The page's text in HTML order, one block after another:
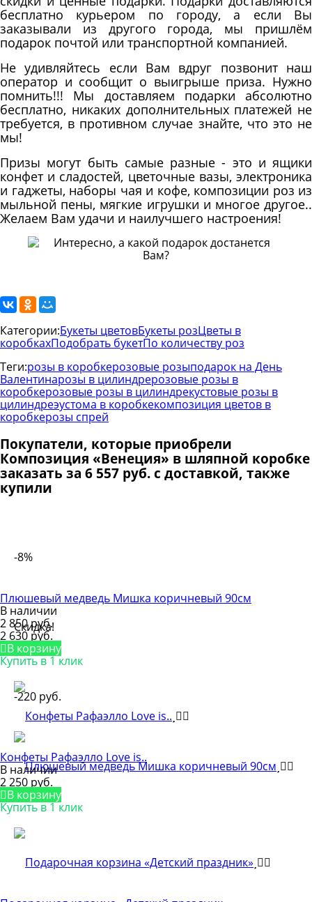
бесплатно курьером по городу, а если Вы
заказывали из другого города, мы пришлём
подарок почтой или транспортной компанией.
Не удивляйтесь если Вам вдруг позвонит наш
оператор и сообщит о выигрыше приза. Нужно
помнить!!! Мы доставляем подарки абсолютно
бесплатно, никаких дополнительных платежей не
требуется, в противном случае знайте, что это не
мы!
Призы могут быть самые разные - это и ящики
конфет и сладостей, цветочные вазы, электроника
и гаджеты, наборы чая и кофе, композиции роз из
мыльной пены, мягкие игрушки и многое другое..
Желаем Вам удачи и наилучшего настроения!
Категории:Букеты цветовБукеты розЦветы в
коробкахПодобрать букетПо количеству роз
Теги:розы в коробкерозовые розыподарок на День
Валентинарозы в цилиндрерозовые розы в
коробкерозовые розы в цилиндрекустовые розы в
цилиндреэустома в коробкекомпозиция цветов в
коробкерозы спрей
Покупатели, которые приобрели
Композиция «Венеция» в шляпной коробке
заказать за 6 557 руб. с доставкой, также
купили
-8%
Скидка!
-220 руб.
Плюшевый медведь Мишка коричневый 90см
В наличии
2 850 руб.
2 630 руб.
В корзину
Купить в 1 клик
Конфеты Рафаэлло Love is..
В наличии
2 250 руб.
В корзину
Купить в 1 клик